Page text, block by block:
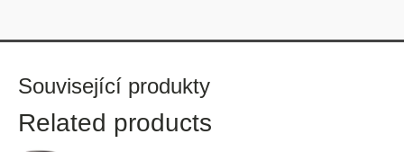
Související produkty
Related products